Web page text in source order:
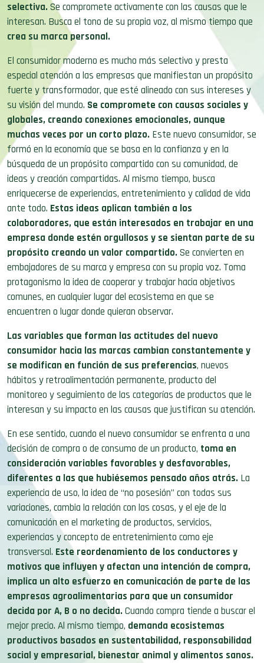
selectiva.Se compromete activamente con las causas que le
interesan. Busca el tono de su propia voz, al mismo tiempo que
crea su marca personal.
El consumidor moderno es mucho más selectivo y presta
especial atención a las empresas que manifiestan un propósito
fuerte y transformador, que esté alineado con sus intereses y
su visión del mundo. Se compromete con causas sociales y
globales, creando conexiones emocionales, aunque
muchas veces por un corto plazo. Este nuevo consumidor, se
formó en la economía que se basa en la confianza y en la
búsqueda de un propósito compartido con su comunidad, de
ideas y creación compartidas. Al mismo tiempo, busca
enriquecerse de experiencias, entretenimiento y calidad de vida
ante todo. Estas ideas aplican también a los
colaboradores, que están interesados en trabajar en una
empresa donde estén orgullosos y se sientan parte de su
propósito creando un valor compartido.Se convierten en
embajadores de su marca y empresa con su propia voz. Toma
protagonismo la idea de cooperar y trabajar hacia objetivos
comunes, en cualquier lugar del ecosistema en que se
encuentren o lugar donde quieran observar.
Las variables que forman las actitudes del nuevo
consumidor hacia las marcas cambian constantemente y
se modifican en función de sus preferencias, nuevos
hábitos y retroalimentación permanente, producto del
monitoreo y seguimiento de las categorías de productos que le
interesan y su impacto en las causas que justifican su atención.
En ese sentido, cuando el nuevo consumidor se enfrenta a una
decisión de compra o de consumo de un producto, toma en
consideración variables favorables y desfavorables,
diferentes a las que hubiésemos pensado años atrás. La
experiencia de uso, la idea de “no posesión” con todas sus
variaciones, cambia la relación con las cosas, y el eje de la
comunicación en el marketing de productos, servicios,
experiencias y concepto de entretenimiento como eje
transversal. Este reordenamiento de los conductores y
motivos que influyen y afectan una intención de compra,
implica un alto esfuerzo en comunicación de parte de las
empresas agroalimentarias para que un consumidor
decida por A, B o no decida.Cuando compra tiende a buscar el
mejor precio. Al mismo tiempo, demanda ecosistemas
productivos basados en sustentabilidad, responsabilidad
social y empresarial, bienestar animal y alimentos sanos.